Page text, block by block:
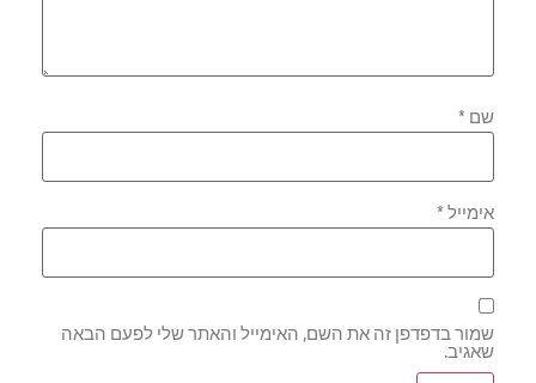
שם*
אימייל*
שמור בדפדפן זה את השם, האימייל והאתר שלי לפעם הבאה
שאגיב.